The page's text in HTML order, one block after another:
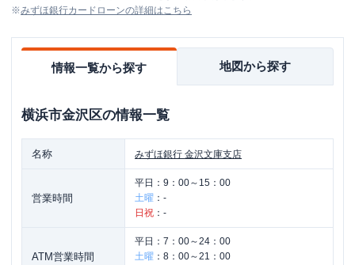
※みずほ銀行カードローンの詳細はこちら
情報一覧から探す 地図から探す
横浜市金沢区の情報一覧
名称 みずほ銀行 金沢文庫支店
営業時間
平日： 9：00～15：00
土曜 ： -
日祝 ： -
ATM営業時間
平日： 7：00～24：00
土曜 ： 8：00～21：00